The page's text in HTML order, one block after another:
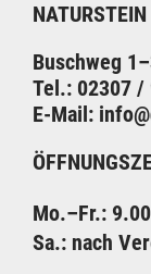
Buschweg
Tel.: 02307 /
E-Mail:
Mo.–Fr.:
Sa.: nach